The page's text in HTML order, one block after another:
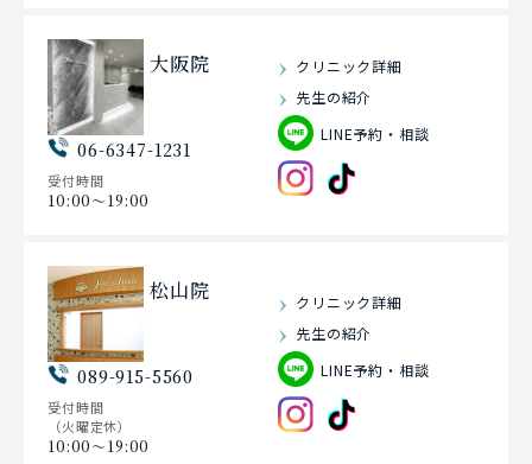
大阪院
06-6347-1231
受付時間
10:00〜19:00
クリニック詳細
先生の紹介
LINE予約・相談
松山院
089-915-5560
受付時間
（火曜定休）
10:00〜19:00
クリニック詳細
先生の紹介
LINE予約・相談